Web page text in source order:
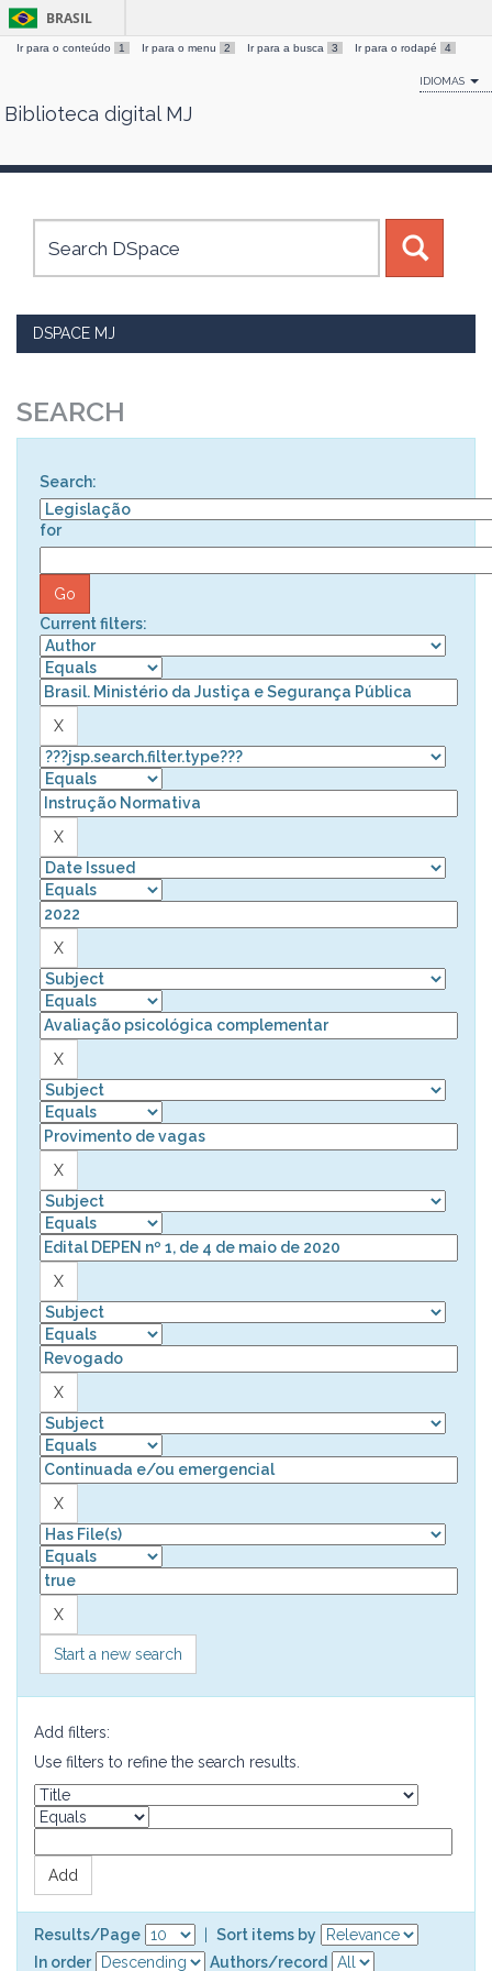
Skip
BRASIL
Ir para o conteúdo 1 Ir para o menu 2 Ir para a busca 3 Ir para o rodapé 4
IDIOMAS
Biblioteca digital MJ
DSPACE MJ
SEARCH
Search:
for
Current filters:
Start a new search
Add filters:
Use filters to refine the search results.
Results/Page
Sort items by
In order
Authors/record